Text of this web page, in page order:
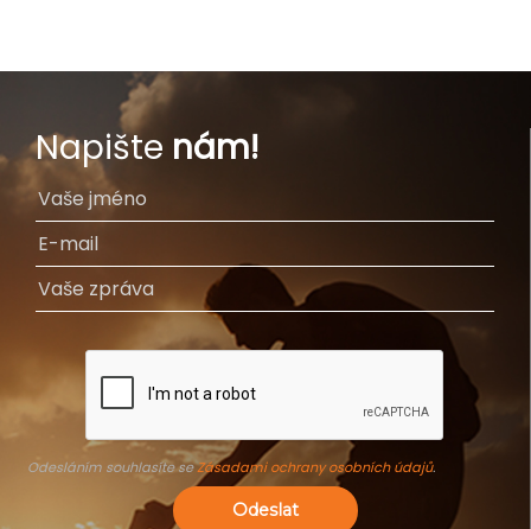
Napište nám!
Odesláním souhlasíte seZásadami ochrany osobních údajů.
Odeslat